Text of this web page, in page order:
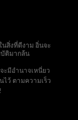
นสิ่งที่ดีงาม อิ่นจะ
ติมากล้น
ะมีอำนาจเหนี่ยว
ว้ ตามความเร็ว